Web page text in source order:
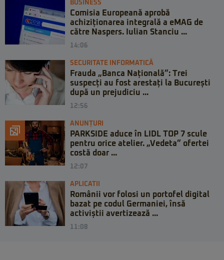
BUSINESS
Comisia Europeană aprobă
achiziționarea integrală a eMAG de
către Naspers. Iulian Stanciu ...
14:06
SECURITATE INFORMATICĂ
Frauda „Banca Națională”: Trei
suspecți au fost arestați la București
după un prejudiciu ...
12:56
ANUNȚURI
PARKSIDE aduce în LIDL TOP 7 scule
pentru orice atelier. „Vedeta” ofertei
costă doar ...
12:07
APLICATII
Românii vor folosi un portofel digital
bazat pe codul Germaniei, însă
activiștii avertizează ...
11:08